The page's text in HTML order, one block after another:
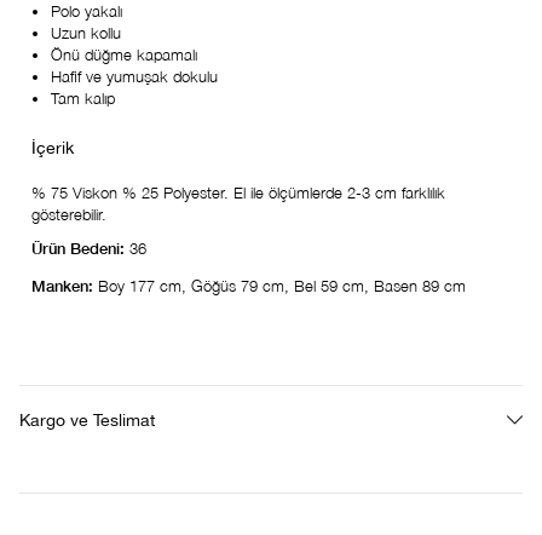
Polo yakalı
Uzun kollu
Önü düğme kapamalı
Hafif ve yumuşak dokulu
Tam kalıp
% 75 Viskon % 25 Polyester. El ile ölçümlerde 2-3 cm farklılık
gösterebilir.
Ürün Bedeni: 36
Manken: Boy 177 cm, Göğüs 79 cm, Bel 59 cm, Basen 89 cm
Kargo ve Teslimat